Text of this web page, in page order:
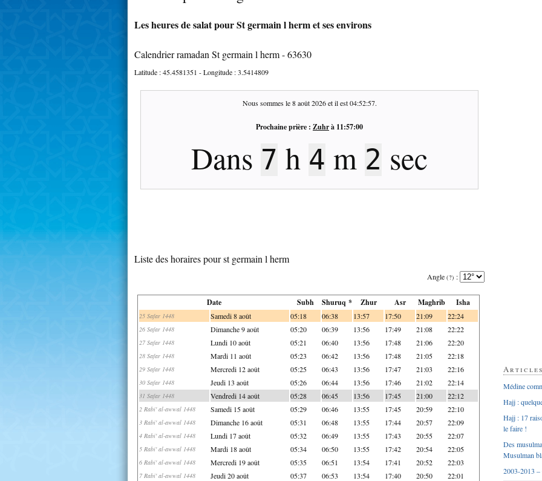
Les heures de salat pour St germain l herm et ses environs
Calendrier ramadan St germain l herm - 63630
Latitude :45.4581351 - Longitude :3.5414809
Nous sommes le8 août 2026et il est04:52:57.
Prochaine prière : Zuhrà 11:57:00
Dans 7 h 4 m 2 sec
Liste des horaires pour st germain l herm
Angle (?) :
Date Subh Shuruq * Zhur Asr Maghrib Isha
25 Safar 1448 Samedi 8 août 05:18 06:38 13:57 17:50 21:09 22:24
26 Safar 1448 Dimanche 9 août 05:20 06:39 13:56 17:49 21:08 22:22
27 Safar 1448 Lundi 10 août 05:21 06:40 13:56 17:48 21:06 22:20
28 Safar 1448 Mardi 11 août 05:23 06:42 13:56 17:48 21:05 22:18
29 Safar 1448 Mercredi 12 août 05:25 06:43 13:56 17:47 21:03 22:16
30 Safar 1448 Jeudi 13 août 05:26 06:44 13:56 17:46 21:02 22:14
31 Safar 1448 Vendredi 14 août 05:28 06:45 13:56 17:45 21:00 22:12
2 Rabi' al-awwal 1448 Samedi 15 août 05:29 06:46 13:55 17:45 20:59 22:10
3 Rabi' al-awwal 1448 Dimanche 16 août 05:31 06:48 13:55 17:44 20:57 22:09
4 Rabi' al-awwal 1448 Lundi 17 août 05:32 06:49 13:55 17:43 20:55 22:07
5 Rabi' al-awwal 1448 Mardi 18 août 05:34 06:50 13:55 17:42 20:54 22:05
6 Rabi' al-awwal 1448 Mercredi 19 août 05:35 06:51 13:54 17:41 20:52 22:03
7 Rabi' al-awwal 1448 Jeudi 20 août 05:37 06:53 13:54 17:40 20:50 22:01
Médine
Hajj :
Hajj : 17
le faire !
Des
Musulman
2003-2013 –